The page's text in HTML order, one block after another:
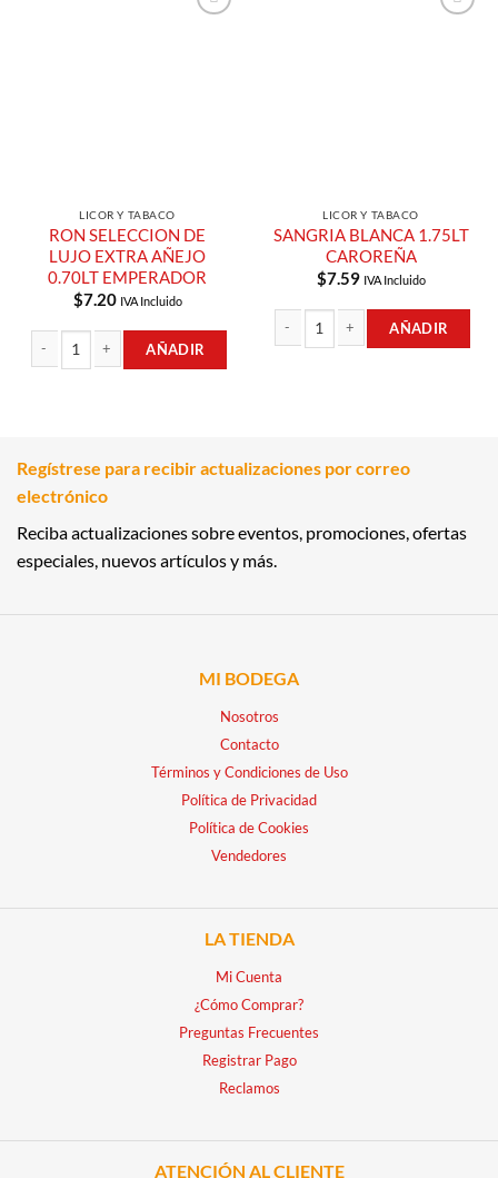
LICOR Y TABACO
RON SELECCION DE
LUJO EXTRA AÑEJO
0.70LT EMPERADOR
$7.20 IVA Incluido
AÑADIR
LICOR Y TABACO
SANGRIA BLANCA 1.75LT
CAROREÑA
$7.59 IVA Incluido
AÑADIR
Regístrese para recibir actualizaciones por correo
electrónico
Reciba actualizaciones sobre eventos, promociones, ofertas
especiales, nuevos artículos y más.
MI BODEGA
Nosotros
Contacto
Términos y Condiciones de Uso
Política de Privacidad
Política de Cookies
Vendedores
LA TIENDA
Mi Cuenta
¿Cómo Comprar?
Preguntas Frecuentes
Registrar Pago
Reclamos
ATENCIÓN AL CLIENTE